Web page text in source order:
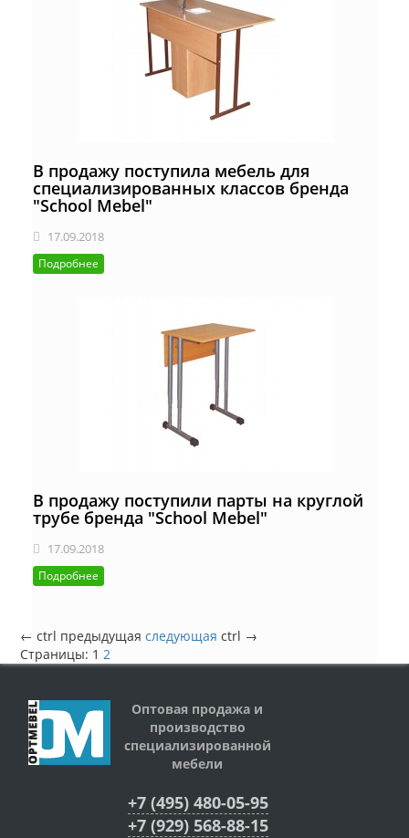
В продажу поступила мебель для
специализированных классов бренда
"School Mebel"
17.09.2018
Подробнее
В продажу поступили парты на круглой
трубе бренда "School Mebel"
17.09.2018
Подробнее
← ctrl предыдущая следующая ctrl →
Страницы: 1 2
Оптовая продажа и
производство
специализированной
мебели
+7 (495) 480-05-95
+7 (929) 568-88-15